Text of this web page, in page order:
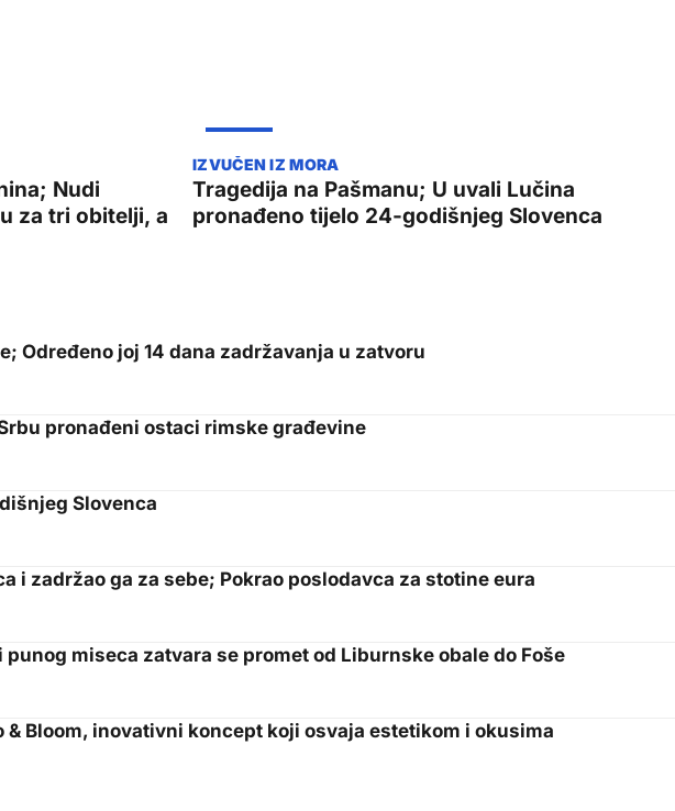
Nudi
za tri obitelji, a
Tragedija na Pašmanu; U uvali Lučina
pronađeno tijelo 24-godišnjeg Slovenca
Određeno joj 14 dana zadržavanja u zatvoru
pronađeni ostaci rimske građevine
Slovenca
i zadržao ga za sebe; Pokrao poslodavca za stotine eura
miseca zatvara se promet od Liburnske obale do Foše
Bloom, inovativni koncept koji osvaja estetikom i okusima